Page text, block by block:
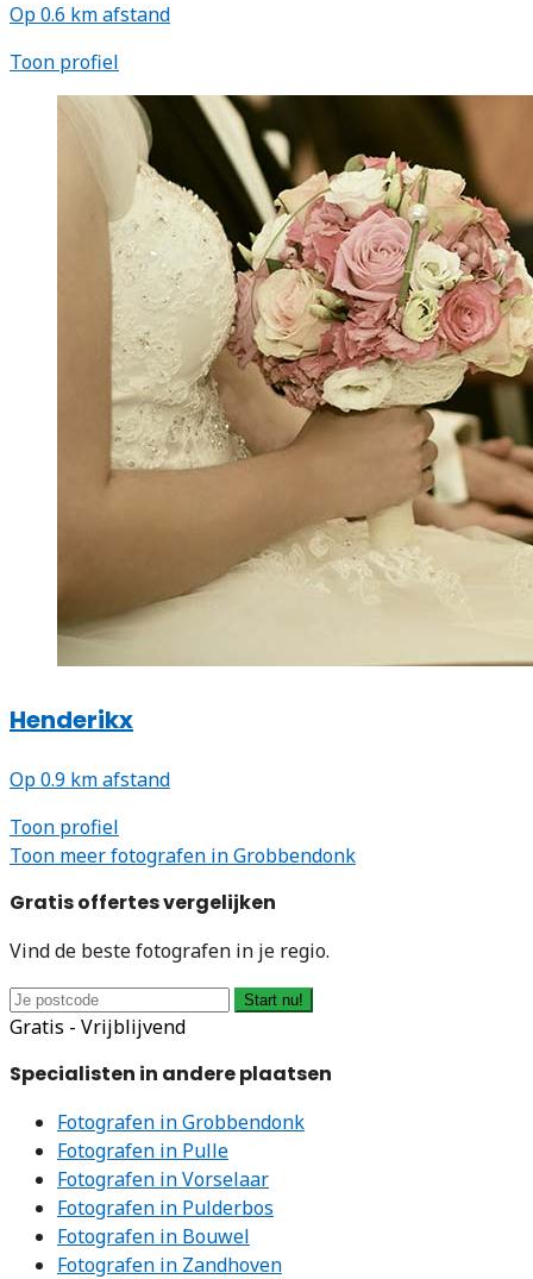
Op 0.6 km afstand
Toon profiel
Henderikx
Op 0.9 km afstand
Toon profiel
Toon meer fotografen in Grobbendonk
Gratis offertes vergelijken
Vind de beste fotografen in je regio.
Start nu!
Gratis - Vrijblijvend
Specialisten in andere plaatsen
Fotografen in Grobbendonk
Fotografen in Pulle
Fotografen in Vorselaar
Fotografen in Pulderbos
Fotografen in Bouwel
Fotografen in Zandhoven